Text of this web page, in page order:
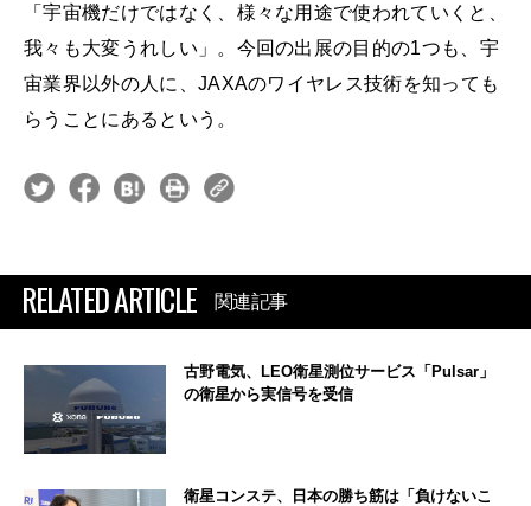
「宇宙機だけではなく、様々な用途で使われていくと、
我々も大変うれしい」。今回の出展の目的の1つも、宇
宙業界以外の人に、JAXAのワイヤレス技術を知っても
らうことにあるという。
RELATED ARTICLE 関連記事
古野電気、LEO衛星測位サービス「Pulsar」
の衛星から実信号を受信
衛星コンステ、日本の勝ち筋は「負けないこ